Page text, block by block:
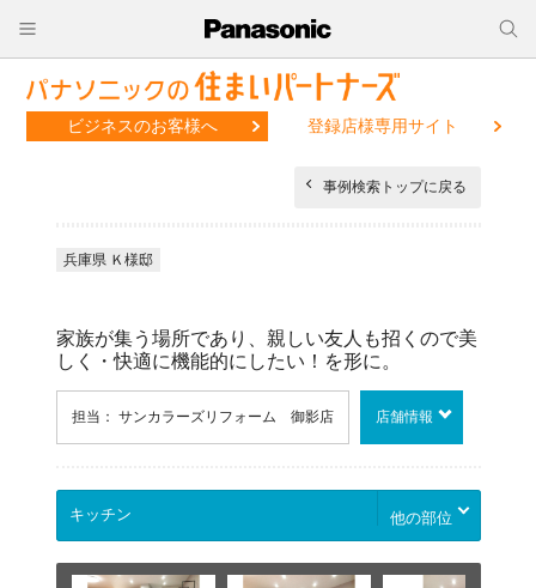
ビジネスのお客様へ 登録店様専用サイト
事例検索トップに戻る
兵庫県 Ｋ様邸
家族が集う場所であり、親しい友人も招くので美
しく・快適に機能的にしたい！を形に。
担当： サンカラーズリフォーム 御影店 店舗情報
他の部位